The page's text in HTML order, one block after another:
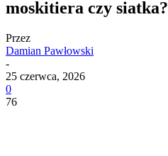
moskitiera czy siatka?
Przez
Damian Pawłowski
-
25 czerwca, 2026
0
76